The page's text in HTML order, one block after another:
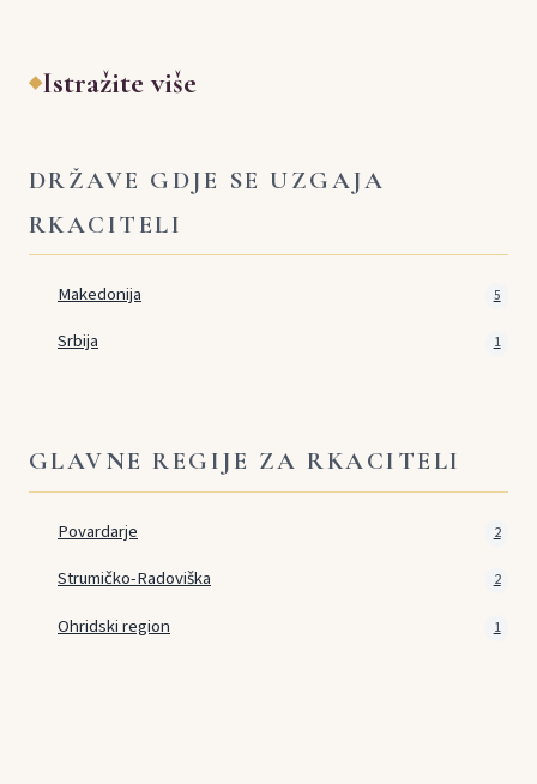
◆Istražite više
DRŽAVE GDJE SE UZGAJA
RKACITELI
Makedonija 5
Srbija 1
GLAVNE REGIJE ZA RKACITELI
Povardarje 2
Strumičko-Radoviška 2
Ohridski region 1